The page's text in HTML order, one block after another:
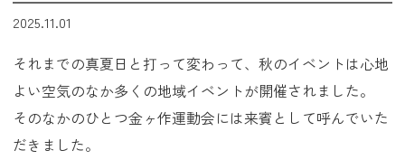
2025.11.01
それまでの真夏日と打って変わって、秋のイベントは心地
よい空気のなか多くの地域イベントが開催されました。
そのなかのひとつ金ヶ作運動会には来賓として呼んでいた
だきました。